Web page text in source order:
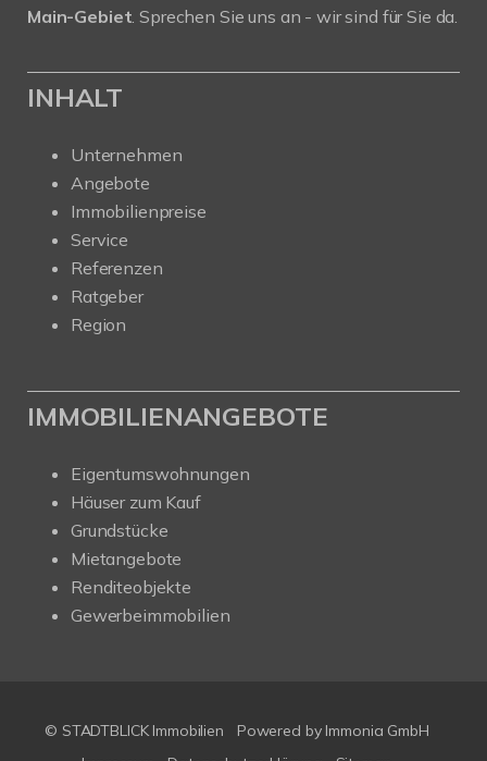
Main-Gebiet. Sprechen Sie uns an - wir sind für Sie da.
INHALT
Unternehmen
Angebote
Immobilienpreise
Service
Referenzen
Ratgeber
Region
IMMOBILIENANGEBOTE
Eigentumswohnungen
Häuser zum Kauf
Grundstücke
Mietangebote
Renditeobjekte
Gewerbeimmobilien
© STADTBLICK Immobilien Powered by Immonia GmbH